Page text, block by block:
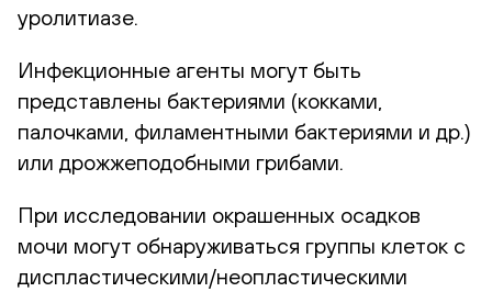
уролитиазе.
Инфекционные агенты могут быть
представлены бактериями (кокками,
палочками, филаментными бактериями и др.)
или дрожжеподобными грибами.
При исследовании окрашенных осадков
мочи могут обнаруживаться группы клеток с
диспластическими/неопластическими